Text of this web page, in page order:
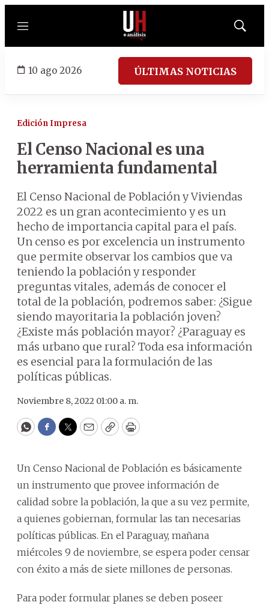
Menú
Mostrar
10 ago 2026 ÚLTIMAS NOTICIAS
Edición Impresa
El Censo Nacional es una
herramienta fundamental
El Censo Nacional de Población y Viviendas
2022 es un gran acontecimiento y es un
hecho de importancia capital para el país.
Un censo es por excelencia un instrumento
que permite observar los cambios que va
teniendo la población y responder
preguntas vitales, además de conocer el
total de la población, podremos saber: ¿Sigue
siendo mayoritaria la población joven?
¿Existe más población mayor? ¿Paraguay es
más urbano que rural? Toda esa información
es esencial para la formulación de las
políticas públicas.
Noviembre 8, 2022 01:00 a. m.
WhatsApp
Facebook
Twitter
EmailCopyPrint
Un Censo Nacional de Población es básicamente
un instrumento que provee información de
calidad sobre la población, la que a su vez permite,
a quienes gobiernan, formular las tan necesarias
políticas públicas. En el Paraguay, mañana
miércoles 9 de noviembre, se espera poder censar
con éxito a más de siete millones de personas.
Para poder formular planes se deben poseer